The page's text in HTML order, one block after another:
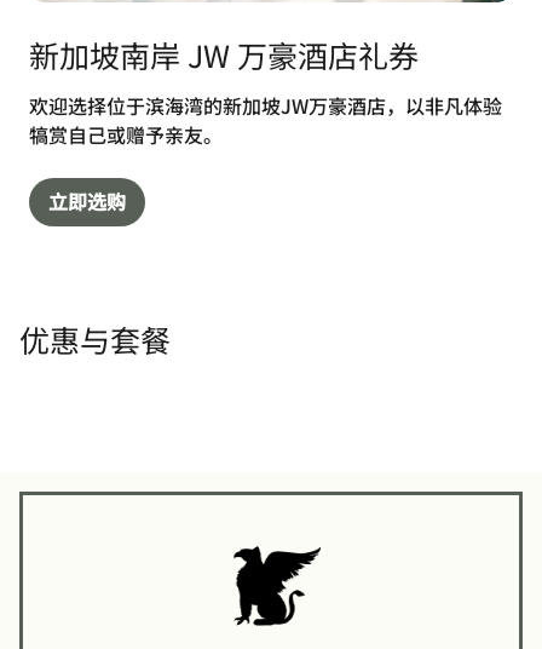
新加坡南岸 JW 万豪酒店礼券
欢迎选择位于滨海湾的新加坡JW万豪酒店，以非凡体验
犒赏自己或赠予亲友。
立即选购
优惠与套餐